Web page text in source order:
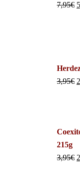
7,95€
3,95€
215g
3,95€